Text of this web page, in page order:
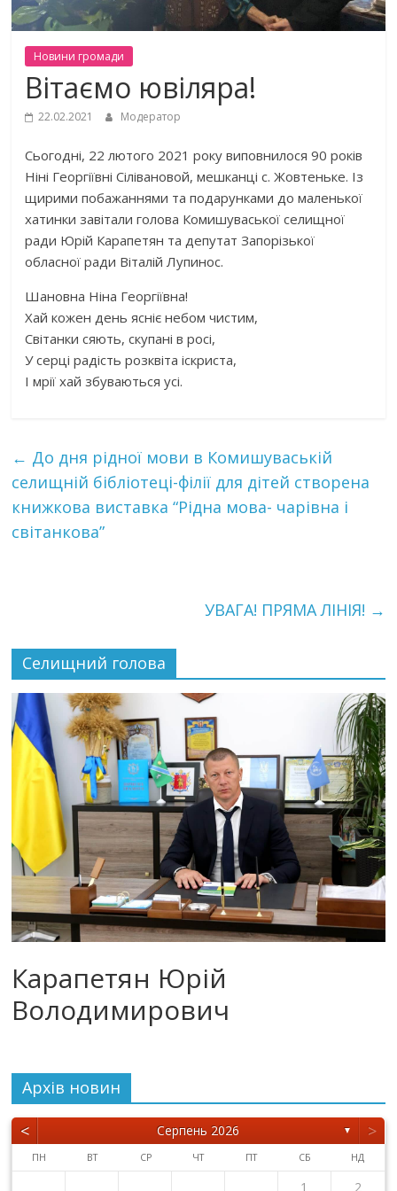
Новини громади
Вітаємо ювіляра!
22.02.2021 Модератор
Сьогодні, 22 лютого 2021 року виповнилося 90 років
Ніні Георгіївні Сілівановой, мешканці с. Жовтеньке. Із
щирими побажаннями та подарунками до маленької
хатинки завітали голова Комишуваської селищної
ради Юрій Карапетян та депутат Запорізької
обласної ради Віталій Лупинос.
Шановна Ніна Георгіївна!
Хай кожен день ясніє небом чистим,
Світанки сяють, скупані в росі,
У серці радість розквіта іскриста,
І мрії хай збуваються усі.
← До дня рідної мови в Комишуваській
селищній бібліотеці-філії для дітей створена
книжкова виставка “Рідна мова- чарівна і
світанкова”
УВАГА! ПРЯМА ЛІНІЯ! →
Селищний голова
Карапетян Юрій
Володимирович
Архiв новин
< Серпень 2026 ▼ >
ПН ВТ СР ЧТ ПТ СБ НД
1
2